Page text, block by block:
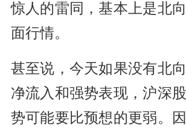
惊人的雷同，基本上是北
面行情。
甚至说，今天如果没有北
净流入和强势表现，沪深
势可能要比预想的更弱。